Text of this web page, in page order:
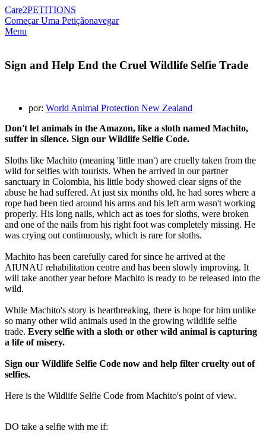
Care2PETITIONS
Começar Uma Petiçãonavegar
Menu
Sign and Help End the Cruel Wildlife Selfie Trade
por: World Animal Protection New Zealand
Don't let animals in the Amazon, like a sloth named Machito,
suffer in silence. Sign our Wildlife Selfie Code.
Sloths like Machito (meaning 'little man') are cruelly taken from the
wild for selfies with tourists. When he arrived in our partner
sanctuary in Colombia, his little body showed clear signs of the
abuse he had suffered. At just six months old, he had sores where a
rope had been tied around his arms and his left arm wasn't working
properly. His long nails, which act as toes for sloths, were broken
and one of the nails from his right foot was completely missing. He
was crying out continuously, which is rare for sloths.
Machito has been carefully cared for since he arrived at the
AIUNAU rehabilitation centre and has been slowly improving. It
will take another year before Machito is ready to be released into the
wild.
While Machito's story is heartbreaking, there is hope for him unlike
so many other wild animals used in the growing wildlife selfie
trade. Every selfie with a sloth or other wild animal is capturing
a life of misery.
Sign our Wildlife Selfie Code now and help filter cruelty out of
selfies.
Here is the Wildlife Selfie Code from Machito's point of view.
DO take a selfie with me if: